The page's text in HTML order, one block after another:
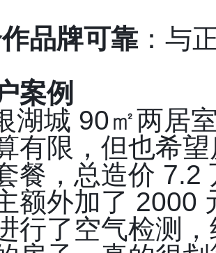
品牌可靠 ：与
案例
湖城 90㎡两居
有限，但也希
餐，总造价 7.2
额外加了 2000
行了空气检测